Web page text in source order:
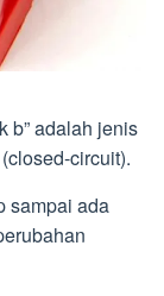
b” adalah jenis
circuit).
sampai ada